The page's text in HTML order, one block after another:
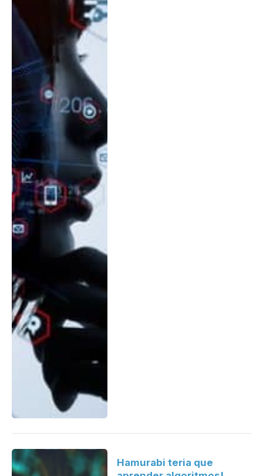
Hamurabi teria que